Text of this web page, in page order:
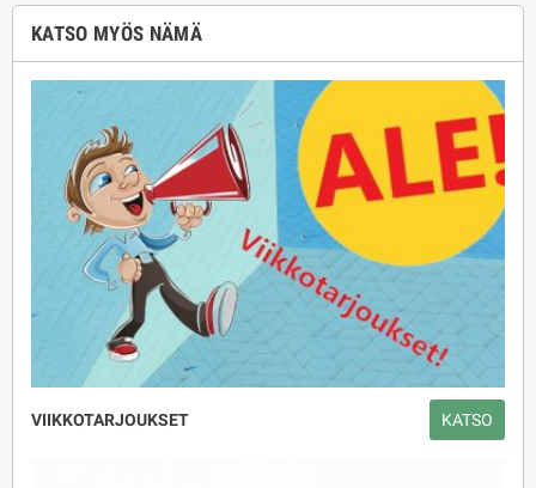
KATSO MYÖS NÄMÄ
VIIKKOTARJOUKSET KATSO